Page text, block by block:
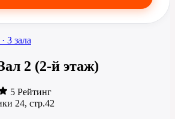
· 3 зала
2 (2-й этаж)
5 Рейтинг
24, стр.42